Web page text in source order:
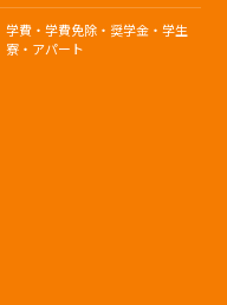
学費・学費免除・奨学金・学生
寮・アパート